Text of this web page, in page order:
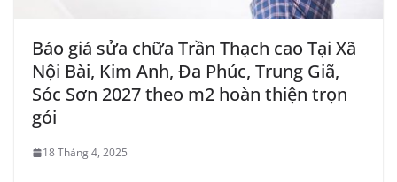
Báo giá sửa chữa Trần Thạch cao Tại Xã
Nội Bài, Kim Anh, Đa Phúc, Trung Giã,
Sóc Sơn 2027 theo m2 hoàn thiện trọn
gói
18 Tháng 4, 2025